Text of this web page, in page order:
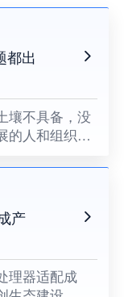
都出
壤不具备，没
的人和组织提
产
理器适配成